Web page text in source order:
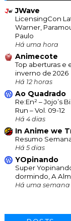
JWave
LicensingCon
Warner,
Paulo
Há uma hora
Animecote
Top aberturas e
inverno de 2026
Há 12 horas
Ao Quadrado
Re:En² – Jojo’s
Run – Vol. 09-12
Há 4 dias
In Anime we
Resumo
Há 5 dias
YOpinando
Super
dormindo, A
Há uma semana